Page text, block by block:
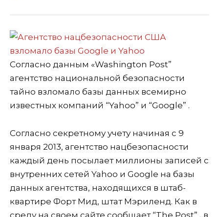
Согласно данным «Washington Post”
агентство национальной безопасности
тайно взломало базы данных всемирно
известных компаний “Yahoo” и “Google” .
Согласно секретному учету начиная с 9
января 2013, агентство нацбезопасности
каждый день посылает миллионы записей с
внутренних сетей Yahoo и Google на базы
данных агентства, находящихся в штаб-
квартире Форт Мид, штат Мэриленд. Как в
среду на своем сайте сообщает “The Post” , в